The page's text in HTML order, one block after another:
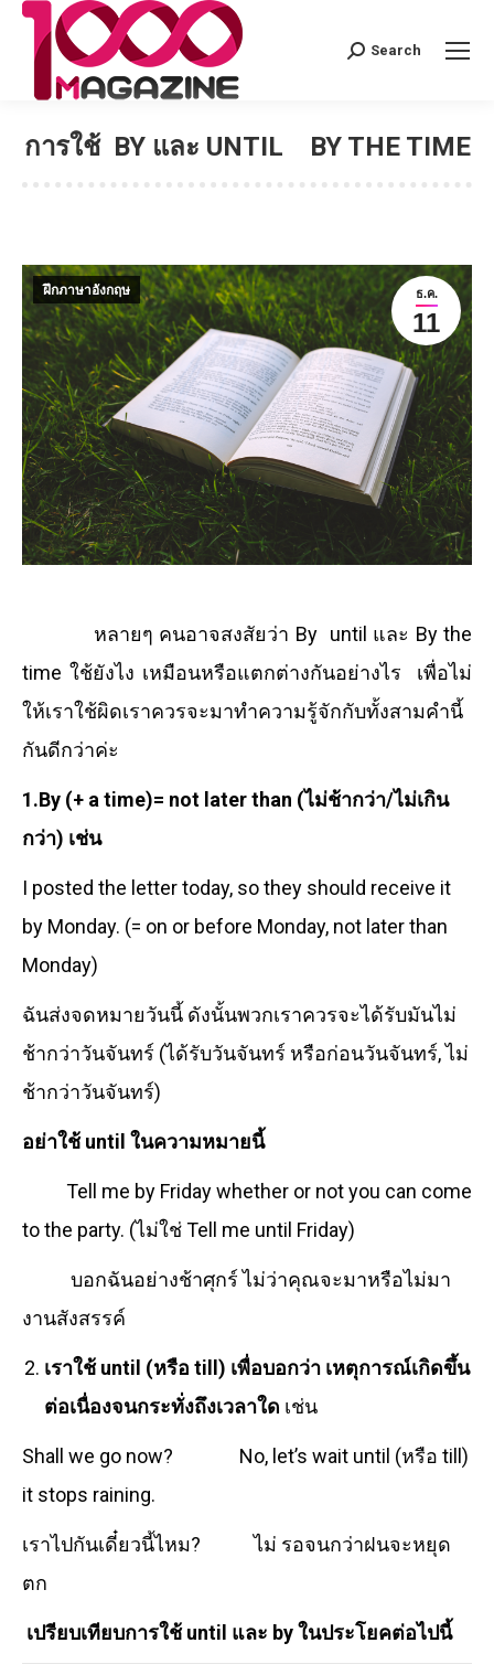
Search:
Search
การใช้ BY และ UNTIL BY THE TIME
ธ.ค.
11
ฝึกภาษาอังกฤษ
หลายๆ คนอาจสงสัยว่า By until และ By the
time ใช้ยังไง เหมือนหรือแตกต่างกันอย่างไร เพื่อไม่
ให้เราใช้ผิดเราควรจะมาทำความรู้จักกับทั้งสามคำนี้
กันดีกว่าค่ะ
1.By (+ a time)= not later than (ไม่ช้ากว่า/ไม่เกิน
กว่า) เช่น
I posted the letter today, so they should receive it
by Monday. (= on or before Monday, not later than
Monday)
ฉันส่งจดหมายวันนี้ ดังนั้นพวกเราควรจะได้รับมันไม่
ช้ากว่าวันจันทร์ (ได้รับวันจันทร์ หรือก่อนวันจันทร์, ไม่
ช้ากว่าวันจันทร์)
อย่าใช้until ในความหมายนี้
Tell me by Friday whether or not you can come
to the party. (ไม่ใช่ Tell me until Friday)
บอกฉันอย่างช้าศุกร์ ไม่ว่าคุณจะมาหรือไม่มา
งานสังสรรค์
เราใช้ until (หรือ till) เพื่อบอกว่า เหตุการณ์เกิดขึ้น
ต่อเนื่องจนกระทั่งถึงเวลาใด เช่น
Shall we go now? No, let’s wait until (หรือ till)
it stops raining.
เราไปกันเดี๋ยวนี้ไหม? ไม่ รอจนกว่าฝนจะหยุด
ตก
เปรียบเทียบการใช้until และ by ในประโยคต่อไปนี้